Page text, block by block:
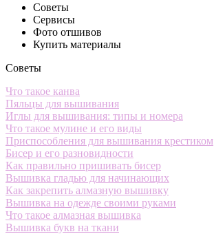
Советы
Сервисы
Фото отшивов
Купить материалы
Советы
Что такое канва
Пяльцы для вышивания
Иглы для вышивания: типы и номера
Что такое мулине и его виды
Приспособления для вышивания крестиком
Бисер и его разновидности
Как правильно пришивать бисер
Вышивка гладью для начинающих
Как закрепить алмазную вышивку
Вышивка на одежде своими руками
Что такое алмазная вышивка
Вышивка букв на ткани